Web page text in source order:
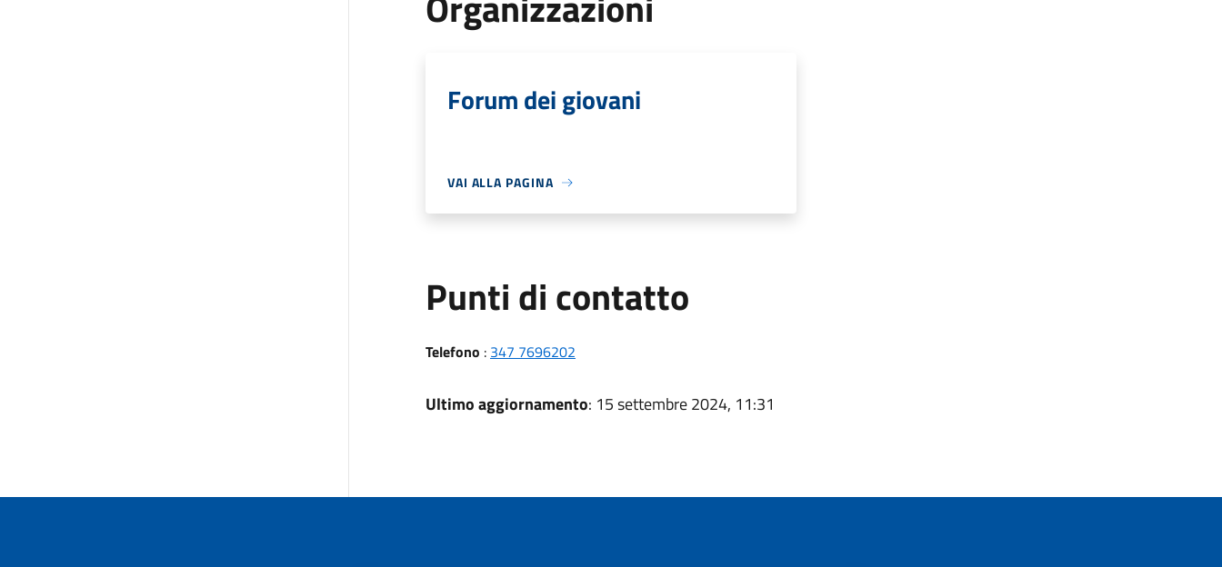
Forum dei giovani
VAI ALLA PAGINA
Punti di contatto
Telefono : 347 7696202
Ultimo aggiornamento: 15 settembre 2024, 11:31